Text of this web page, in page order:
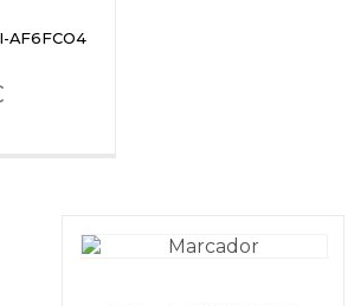
AF6FCO4